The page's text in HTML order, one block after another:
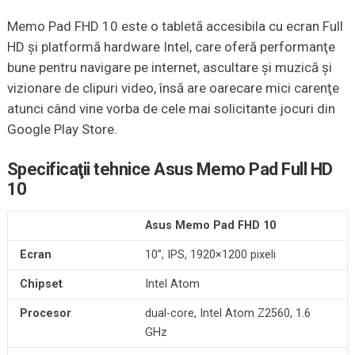
Memo Pad FHD 10 este o tabletă accesibila cu ecran Full
HD şi platformă hardware Intel, care oferă performanţe
bune pentru navigare pe internet, ascultare şi muzică şi
vizionare de clipuri video, însă are oarecare mici carenţe
atunci când vine vorba de cele mai solicitante jocuri din
Google Play Store.
Specificaţii tehnice Asus Memo Pad Full HD
10
Asus Memo Pad FHD 10
Ecran 10”, IPS, 1920×1200 pixeli
Chipset Intel Atom
Procesor
dual-core, Intel Atom Z2560, 1.6
GHz